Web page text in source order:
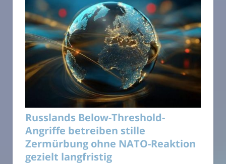
Russlands Below-Threshold-
Angriffe betreiben stille
Zermürbung ohne NATO-Reaktion
gezielt langfristig